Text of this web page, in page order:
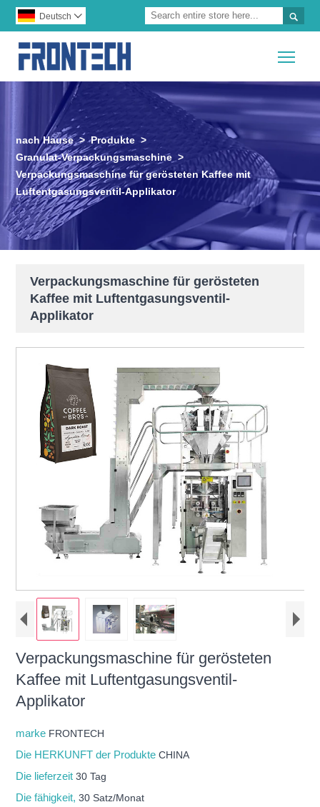

Deutsch 
nach Hause > Produkte >
Granulat-Verpackungsmaschine >
Verpackungsmaschine für gerösteten Kaffee mit
Luftentgasungsventil-Applikator
Verpackungsmaschine für gerösteten
Kaffee mit Luftentgasungsventil-
Applikator
Verpackungsmaschine für gerösteten
Kaffee mit Luftentgasungsventil-
Applikator
marke FRONTECH
Die HERKUNFT der ProdukteCHINA
Die lieferzeit30 Tag
Die fähigkeit,30 Satz/Monat